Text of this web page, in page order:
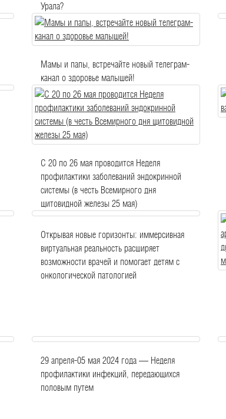
Урала?
Мамы и папы, встречайте новый телеграм-
канал о здоровье малышей!
С 20 по 26 мая проводится Неделя
профилактики заболеваний эндокринной
системы (в честь Всемирного дня
щитовидной железы 25 мая)
Открывая новые горизонты: иммерсивная
виртуальная реальность расширяет
возможности врачей и помогает детям с
онкологической патологией
29 апреля-05 мая 2024 года — Неделя
профилактики инфекций, передающихся
половым путем